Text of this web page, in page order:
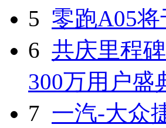
5 零跑A05
6 共庆里程
300万用户盛
7 一汽-大众